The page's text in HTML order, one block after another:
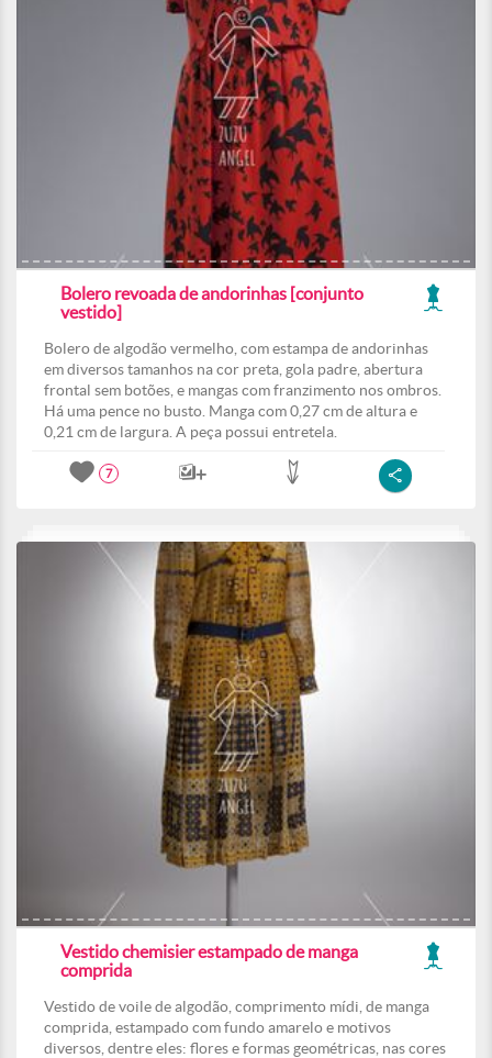
Bolero revoada de andorinhas [conjunto
vestido]
Bolero de algodão vermelho, com estampa de andorinhas
em diversos tamanhos na cor preta, gola padre, abertura
frontal sem botões, e mangas com franzimento nos ombros.
Há uma pence no busto. Manga com 0,27 cm de altura e
0,21 cm de largura. A peça possui entretela.
7
Vestido chemisier estampado de manga
comprida
Vestido de voile de algodão, comprimento mídi, de manga
comprida, estampado com fundo amarelo e motivos
diversos, dentre eles: flores e formas geométricas, nas cores